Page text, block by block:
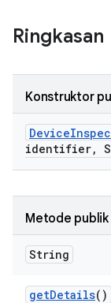
Ringkasan
Konstruktor
Device
identifier,
Metode publik
String
getDetails()